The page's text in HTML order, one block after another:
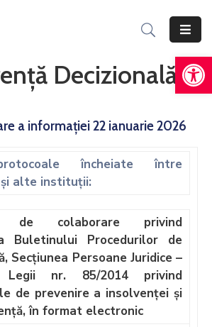
Decizională
a informației 22 ianuarie 2026
încheiate între
și alte instituții:
de colaborare privind
Buletinului Procedurilor de
Secțiunea Persoane Juridice –
Legii nr. 85/2014 privind
de prevenire a insolvenței și
în format electronic